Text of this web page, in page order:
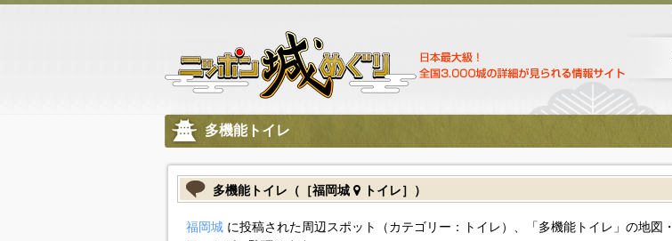
多機能トイレ
多機能トイレ（［福岡城 トイレ］）
福岡城に投稿された周辺スポット（カテゴリー：トイレ）、「多機能トイレ」の地図・